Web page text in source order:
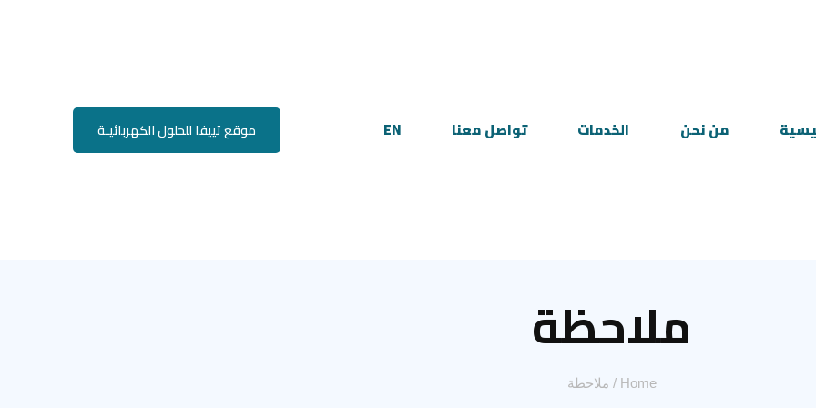
من نحن الخدمات تواصل معنا EN موقع تييفا للحلول الكهربائيـة
ملاحظة
Home
/ ملاحظة